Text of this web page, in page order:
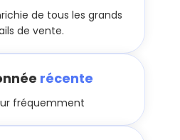
de tous les grands
de vente.
récente
fréquemment